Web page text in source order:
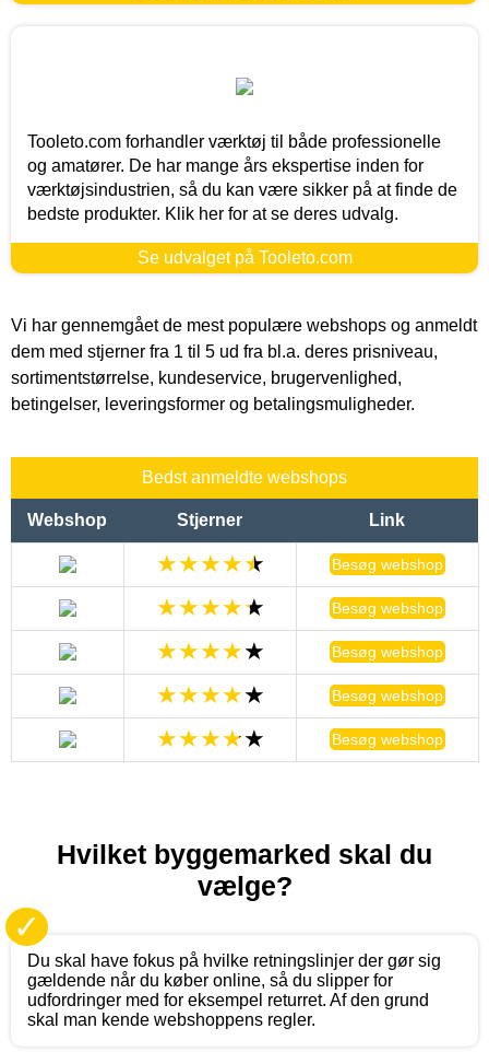
Tooleto.com forhandler værktøj til både professionelle
og amatører. De har mange års ekspertise inden for
værktøjsindustrien, så du kan være sikker på at finde de
bedste produkter. Klik her for at se deres udvalg.
Se udvalget på Tooleto.com
Vi har gennemgået de mest populære webshops og anmeldt
dem med stjerner fra 1 til 5 ud fra bl.a. deres prisniveau,
sortimentstørrelse, kundeservice, brugervenlighed,
betingelser, leveringsformer og betalingsmuligheder.
Bedst anmeldte webshops
Webshop Stjerner Link
Besøg webshop
Besøg webshop
Besøg webshop
Besøg webshop
Besøg webshop
Hvilket byggemarked skal du
vælge?
✓
Du skal have fokus på hvilke retningslinjer der gør sig
gældende når du køber online, så du slipper for
udfordringer med for eksempel returret. Af den grund
skal man kende webshoppens regler.